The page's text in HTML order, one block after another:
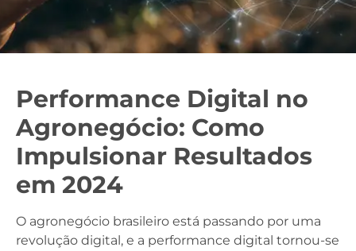
Performance Digital no
Agronegócio: Como
Impulsionar Resultados
em 2024
O agronegócio brasileiro está passando por uma
revolução digital, e a performance digital tornou-se